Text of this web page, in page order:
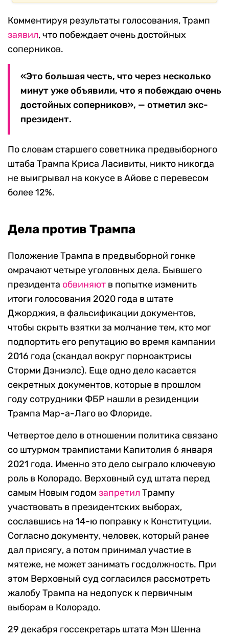
Комментируя результаты голосования, Трамп
заявил, что побеждает очень достойных
соперников.
«Это большая честь, что через несколько
минут уже объявили, что я побеждаю очень
достойных соперников», — отметил экс-
президент.
По словам старшего советника предвыборного
штаба Трампа Криса Ласивиты, никто никогда
не выигрывал на кокусе в Айове с перевесом
более 12%.
Дела против Трампа
Положение Трампа в предвыборной гонке
омрачают четыре уголовных дела. Бывшего
президента обвиняют в попытке изменить
итоги голосования 2020 года в штате
Джорджия, в фальсификации документов,
чтобы скрыть взятки за молчание тем, кто мог
подпортить его репутацию во время кампании
2016 года (скандал вокруг порноактрисы
Сторми Дэниэлс). Еще одно дело касается
секретных документов, которые в прошлом
году сотрудники ФБР нашли в резиденции
Трампа Мар-а-Лаго во Флориде.
Четвертое дело в отношении политика связано
со штурмом трампистами Капитолия 6 января
2021 года. Именно это дело сыграло ключевую
роль в Колорадо. Верховный суд штата перед
самым Новым годом запретил Трампу
участвовать в президентских выборах,
сославшись на 14-ю поправку к Конституции.
Согласно документу, человек, который ранее
дал присягу, а потом принимал участие в
мятеже, не может занимать госдолжность. При
этом Верховный суд согласился рассмотреть
жалобу Трампа на недопуск к первичным
выборам в Колорадо.
29 декабря госсекретарь штата Мэн Шенна